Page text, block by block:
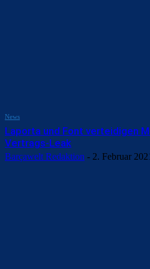
News
Laporta und Font verteidigen
Vertrags-Leak
Barçawelt Redaktion - 2. Februar